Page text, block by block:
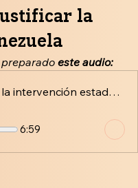
la
este audio:
Dos paradigmas para justificar la intervención estadounidense en Venezuela
6:59